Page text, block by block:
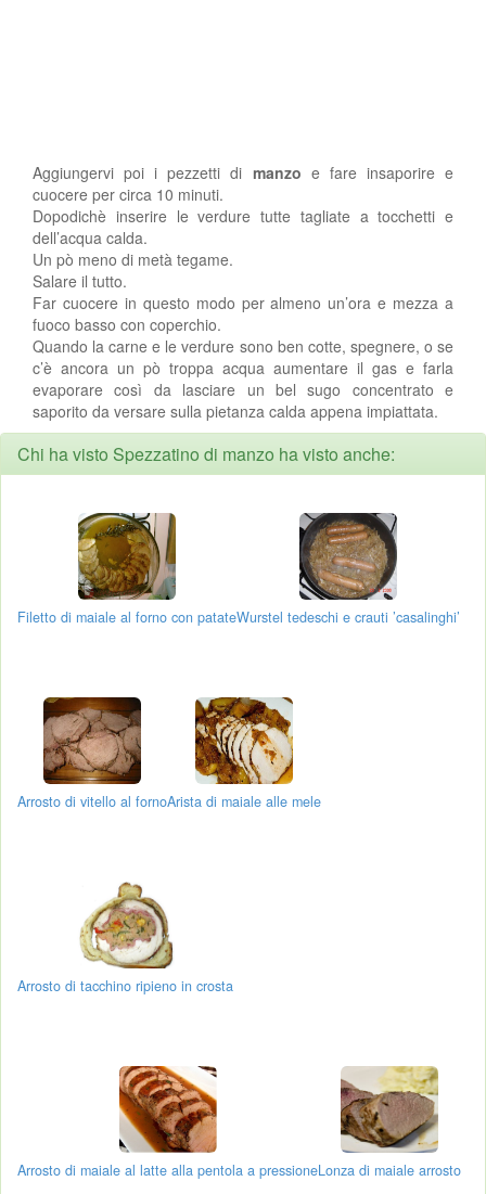
Aggiungervi poi i pezzetti di manzo e fare insaporire e
cuocere per circa 10 minuti.
Dopodichè inserire le verdure tutte tagliate a tocchetti e
dell’acqua calda.
Un pò meno di metà tegame.
Salare il tutto.
Far cuocere in questo modo per almeno un’ora e mezza a
fuoco basso con coperchio.
Quando la carne e le verdure sono ben cotte, spegnere, o se
c’è ancora un pò troppa acqua aumentare il gas e farla
evaporare così da lasciare un bel sugo concentrato e
saporito da versare sulla pietanza calda appena impiattata.
Chi ha visto Spezzatino di manzo ha visto anche:
Filetto di maiale al forno con patateWurstel tedeschi e crauti ’casalinghi’
Arrosto di vitello al fornoArista di maiale alle mele
Arrosto di tacchino ripieno in crosta
Arrosto di maiale al latte alla pentola a pressioneLonza di maiale arrosto